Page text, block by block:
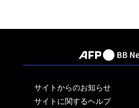
サイトからのお知らせ
サイトに関するヘルプ